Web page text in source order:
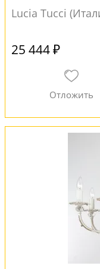
Lucia Tucci
25 444 ₽